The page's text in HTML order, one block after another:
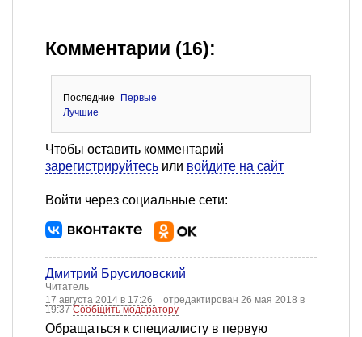
Комментарии (16):
Последние
Первые
Лучшие
Чтобы оставить комментарий
зарегистрируйтесь или войдите на сайт
Войти через социальные сети:
Дмитрий Брусиловский
Читатель
17 августа 2014 в 17:26
отредактирован 26 мая 2018 в
19:37Сообщить модератору
Обращаться к специалисту в первую